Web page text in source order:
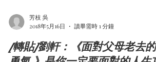
芳枝 吳
2018年5月16日
讀畢需時 1 分鐘
[轉貼]劉軒：《面對父母老去的